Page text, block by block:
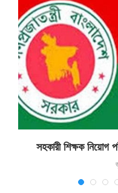
সহকারী শিক্ষক নিয়োগ